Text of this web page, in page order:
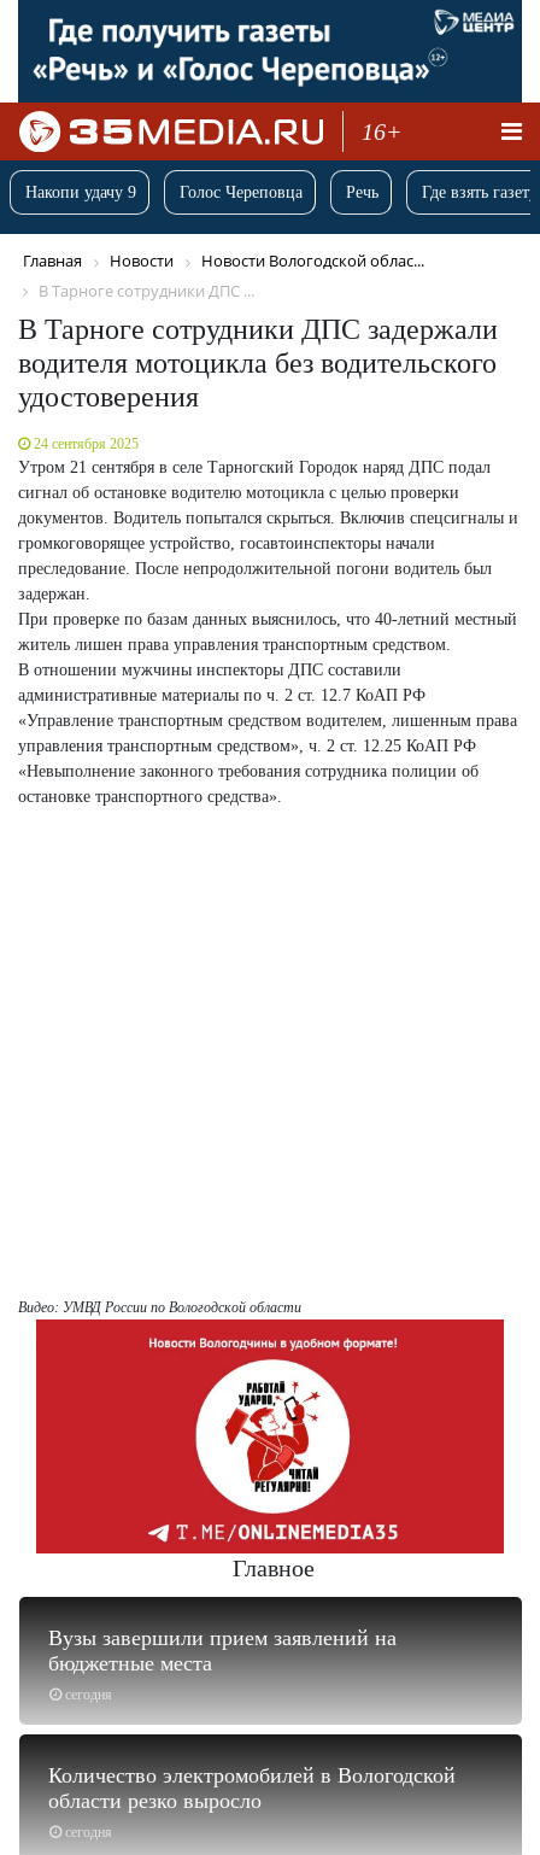
16+
Накопи удачу 9 Голос Череповца Речь Где взять
Главная Новости
Новости Вологодской облас...
В Тарноге сотрудники ДПС ...
В Тарноге сотрудники ДПС задержали
водителя мотоцикла без водительского
удостоверения
24 сентября 2025
Утром 21 сентября в селе Тарногский Городок наряд ДПС подал
сигнал об остановке водителю мотоцикла с целью проверки
документов. Водитель попытался скрыться. Включив спецсигналы и
громкоговорящее устройство, госавтоинспекторы начали
преследование. После непродолжительной погони водитель был
задержан.
При проверке по базам данных выяснилось, что 40-летний местный
житель лишен права управления транспортным средством.
В отношении мужчины инспекторы ДПС составили
административные материалы по ч. 2 ст. 12.7 КоАП РФ
«Управление транспортным средством водителем, лишенным права
управления транспортным средством», ч. 2 ст. 12.25 КоАП РФ
«Невыполнение законного требования сотрудника полиции об
остановке транспортного средства».
Видео: УМВД России по Вологодской области
Главное
сегодня
Вузы завершили прием заявлений на
бюджетные места
сегодня
Количество электромобилей в Вологодской
области резко выросло